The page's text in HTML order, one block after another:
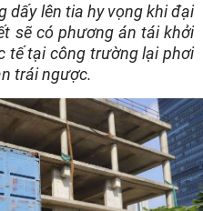
dấy lên tia hy vọng khi đại
sẽ có phương án tái khởi
tế tại công trường lại phơi
trái ngược.